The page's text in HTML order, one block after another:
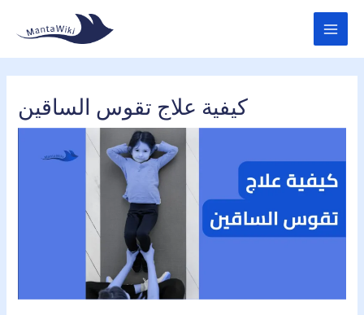
content
كيفية علاج تقوس الساقين